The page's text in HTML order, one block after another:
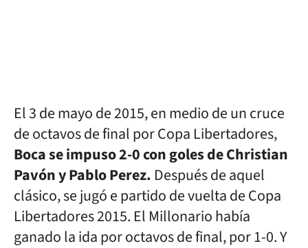
El 3 de mayo de 2015, en medio de un cruce
de octavos de final por Copa Libertadores,
Boca se impuso 2-0 con goles de Christian
Pavón y Pablo Perez. Después de aquel
clásico, se jugó e partido de vuelta de Copa
Libertadores 2015. El Millonario había
ganado la ida por octavos de final, por 1-0. Y